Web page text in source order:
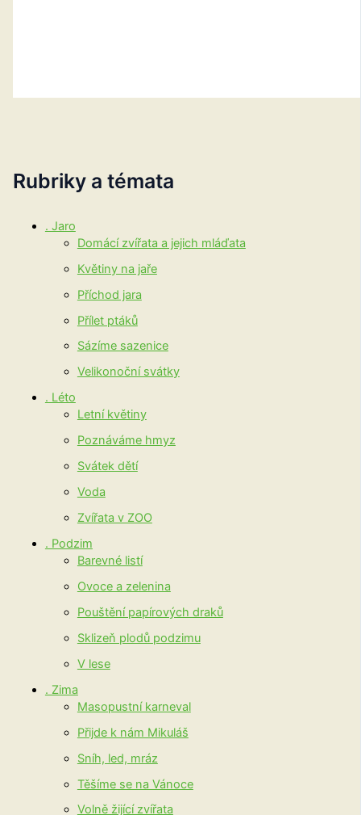
Rubriky a témata
. Jaro
Domácí zvířata a jejich mláďata
Květiny na jaře
Příchod jara
Přílet ptáků
Sázíme sazenice
Velikonoční svátky
. Léto
Letní květiny
Poznáváme hmyz
Svátek dětí
Voda
Zvířata v ZOO
. Podzim
Barevné listí
Ovoce a zelenina
Pouštění papírových draků
Sklizeň plodů podzimu
V lese
. Zima
Masopustní karneval
Přijde k nám Mikuláš
Sníh, led, mráz
Těšíme se na Vánoce
Volně žijící zvířata